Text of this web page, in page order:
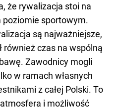
że rywalizacja stoi na
sportowym.
są najważniejsze,
również czas na wspólną
Zawodnicy mogli
w ramach własnych
z całej Polski. To
i możliwość